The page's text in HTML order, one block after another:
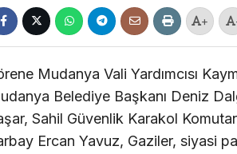
+
Mudanya Vali Yardımcısı
Belediye Başkanı Deniz
Sahil Güvenlik Karakol
Ercan Yavuz, Gaziler, siyasi